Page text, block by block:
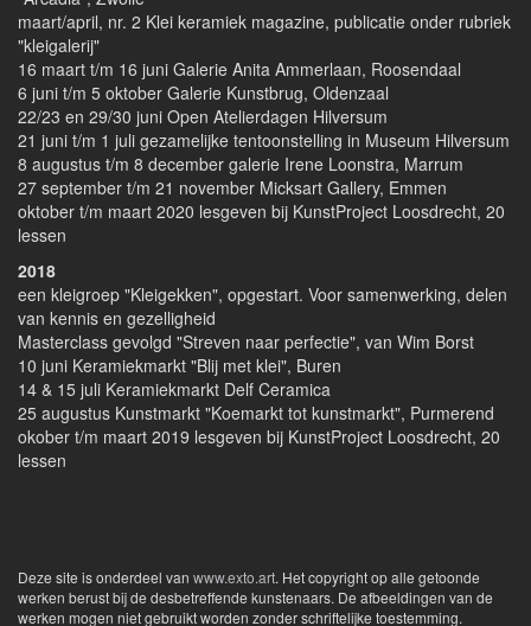
maart/april, nr. 2 Klei keramiek magazine, publicatie onder rubriek
"kleigalerij"
16 maart t/m 16 juni Galerie Anita Ammerlaan, Roosendaal
6 juni t/m 5 oktober Galerie Kunstbrug, Oldenzaal
22/23 en 29/30 juni Open Atelierdagen Hilversum
21 juni t/m 1 juli gezamelijke tentoonstelling in Museum Hilversum
8 augustus t/m 8 december galerie Irene Loonstra, Marrum
27 september t/m 21 november Micksart Gallery, Emmen
oktober t/m maart 2020 lesgeven bij KunstProject Loosdrecht, 20
lessen
2018
een kleigroep "Kleigekken", opgestart. Voor samenwerking, delen
van kennis en gezelligheid
Masterclass gevolgd "Streven naar perfectie", van Wim Borst
10 juni Keramiekmarkt "Blij met klei", Buren
14 & 15 juli Keramiekmarkt Delf Ceramica
25 augustus Kunstmarkt "Koemarkt tot kunstmarkt", Purmerend
okober t/m maart 2019 lesgeven bij KunstProject Loosdrecht, 20
lessen
Deze site is onderdeel van www.exto.art. Het copyright op alle getoonde
werken berust bij de desbetreffende kunstenaars. De afbeeldingen van de
werken mogen niet gebruikt worden zonder schriftelijke toestemming.